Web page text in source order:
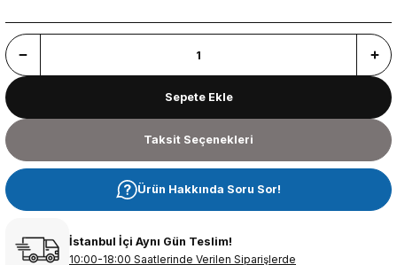
Sepete Ekle
Taksit Seçenekleri
Ürün Hakkında Soru Sor!
İstanbul İçi Aynı Gün Teslim!
10:00-18:00 Saatlerinde Verilen Siparişlerde